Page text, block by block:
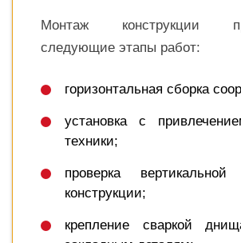
Монтаж конструкции
следующие этапы работ:
горизонтальная сборка
установка с
техники;
проверка вертикальной
конструкции;
крепление сваркой